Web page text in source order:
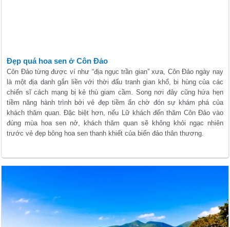
Đẹp quá hoa sen ở Côn Đảo
Côn Đảo từng được ví như “địa ngục trần gian” xưa, Côn Đảo ngày nay
là một địa danh gắn liền với thời đấu tranh gian khổ, bi hùng của các
chiến sĩ cách mạng bị kẻ thù giam cầm. Song nơi đây cũng hứa hẹn
tiềm năng hành trình bởi vẻ đẹp tiềm ẩn chờ đón sự khám phá của
khách thăm quan. Đặc biệt hơn, nếu Lữ khách đến thăm Côn Đảo vào
đúng mùa hoa sen nở, khách thăm quan sẽ không khỏi ngạc nhiên
trước vẻ đẹp bông hoa sen thanh khiết của biển đảo thân thương.